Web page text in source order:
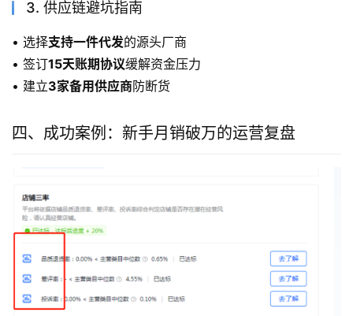
3. 供应链避坑指南
• 选择支持一件代发的源头厂商
• 签订15天账期协议缓解资金压力
• 建立3家备用供应商防断货
四、成功案例：新手月销破万的运营复盘